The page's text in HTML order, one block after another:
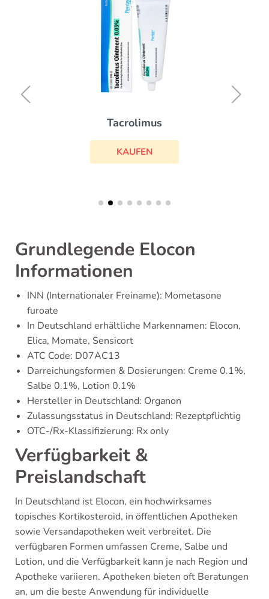
Tacrolimus
KAUFEN
Grundlegende Elocon
Informationen
INN (Internationaler Freiname): Mometasone
furoate
In Deutschland erhältliche Markennamen: Elocon,
Elica, Momate, Sensicort
ATC Code: D07AC13
Darreichungsformen & Dosierungen: Creme 0.1%,
Salbe 0.1%, Lotion 0.1%
Hersteller in Deutschland: Organon
Zulassungsstatus in Deutschland: Rezeptpflichtig
OTC-/Rx-Klassifizierung: Rx only
Verfügbarkeit &
Preislandschaft
In Deutschland ist Elocon, ein hochwirksames
topisches Kortikosteroid, in öffentlichen Apotheken
sowie Versandapotheken weit verbreitet. Die
verfügbaren Formen umfassen Creme, Salbe und
Lotion, und die Verfügbarkeit kann je nach Region und
Apotheke variieren. Apotheken bieten oft Beratungen
an, um die beste Anwendung für individuelle